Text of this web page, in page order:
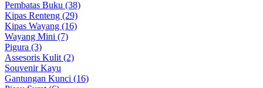
Pembatas Buku (38)
Kipas Renteng (29)
Kipas Wayang (16)
Wayang Mini (7)
Pigura (3)
Assesoris Kulit (2)
Souvenir Kayu
Gantungan Kunci (16)